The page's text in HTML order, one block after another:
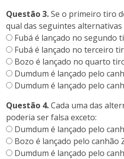
Questão 3.Se o primeiro tiro
qual das seguintes
Fubá é lançado no segundo
Fubá é lançado no terceiro
Bozo é lançado no quarto
Dumdum é lançado pelo
Dumdum é lançado pelo
Questão 4.Cada uma das
poderia ser falsa exceto:
Dumdum é lançado pelo
Bozo é lançado pelo canhão
Dumdum é lançado pelo